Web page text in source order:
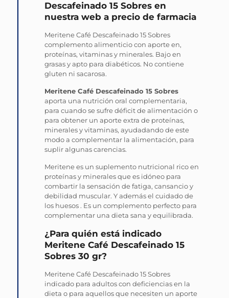
Descafeinado 15 Sobres en
nuestra web a precio de farmacia
Meritene Café Descafeinado 15 Sobres
complemento alimenticio con aporte en,
proteínas, vitaminas y minerales. Bajo en
grasas y apto para diabéticos. No contiene
gluten ni sacarosa.
Meritene Café Descafeinado 15 Sobres
aporta una nutrición oral complementaria,
para cuando se sufre déficit de alimentación o
para obtener un aporte extra de proteínas,
minerales y vitaminas, ayudadando de este
modo a complementar la alimentación, para
suplir algunas carencias.
Meritene es un suplemento nutricional rico en
proteínas y minerales que es idóneo para
combartir la sensación de fatiga, cansancio y
debilidad muscular. Y además el cuidado de
los huesos . Es un complemento perfecto para
complementar una dieta sana y equilibrada.
¿Para quién está indicado
Meritene Café Descafeinado 15
Sobres 30 gr?
Meritene Café Descafeinado 15 Sobres
indicado para adultos con deficiencias en la
dieta o para aquellos que necesiten un aporte